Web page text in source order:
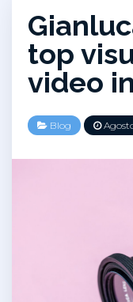
top
video
Blog